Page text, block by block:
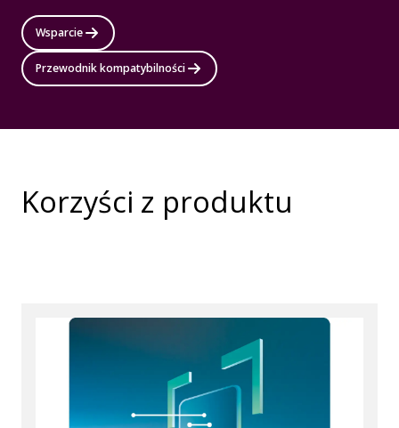
Wsparcie
Przewodnik kompatybilności
Korzyści z produktu